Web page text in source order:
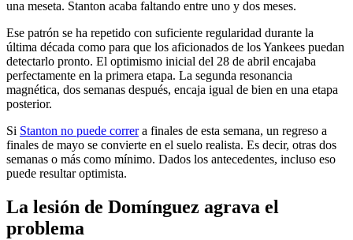
una meseta. Stanton acaba faltando entre uno y dos meses.
Ese patrón se ha repetido con suficiente regularidad durante la
última década como para que los aficionados de los Yankees puedan
detectarlo pronto. El optimismo inicial del 28 de abril encajaba
perfectamente en la primera etapa. La segunda resonancia
magnética, dos semanas después, encaja igual de bien en una etapa
posterior.
Si Stanton no puede correra finales de esta semana, un regreso a
finales de mayo se convierte en el suelo realista. Es decir, otras dos
semanas o más como mínimo. Dados los antecedentes, incluso eso
puede resultar optimista.
La lesión de Domínguez agrava el
problema